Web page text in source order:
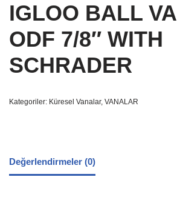
IGLOO BALL
ODF 7/8″ WITH
SCHRADER
Kategoriler: Küresel Vanalar, VANALAR
Değerlendirmeler (0)